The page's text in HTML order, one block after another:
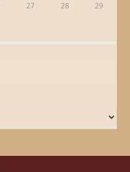
27 28 29